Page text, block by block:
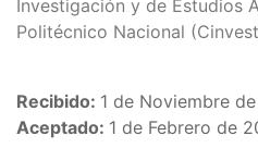
Investigación y de Estudios
Politécnico Nacional
Recibido: 1 de Noviembre
Aceptado: 1 de Febrero de